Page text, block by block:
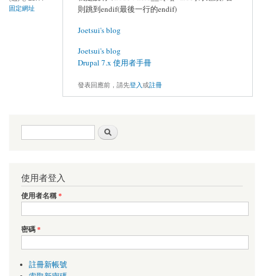
固定網址
則跳到endif(最後一行的endif)
Joetsui's blog
Joetsui's blog
Drupal 7.x 使用者手冊
發表回應前，請先登入或註冊
搜尋表單
使用者登入
使用者名稱*
密碼*
註冊新帳號